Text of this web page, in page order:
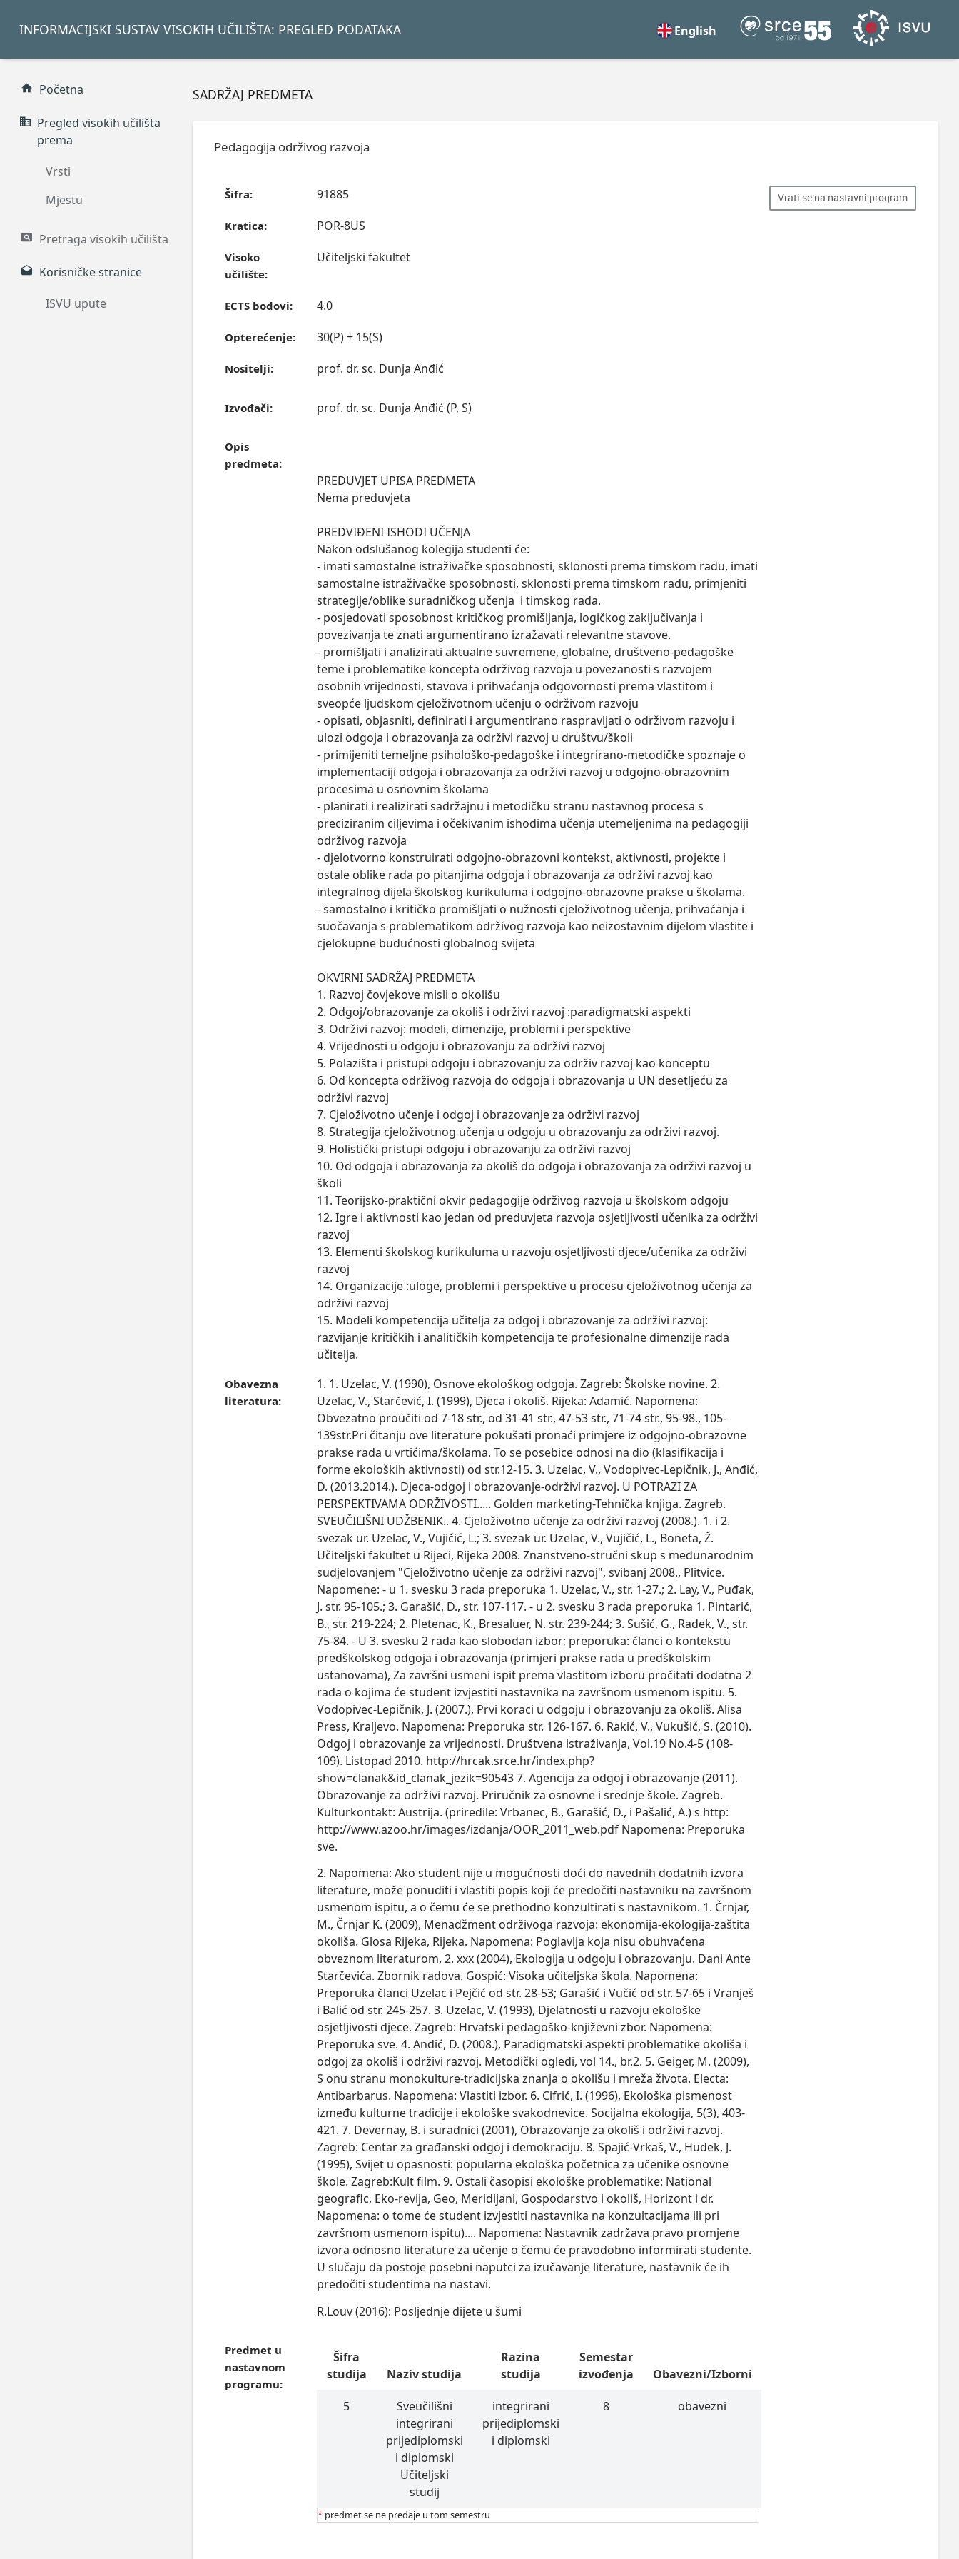
INFORMACIJSKI SUSTAV VISOKIH UČILIŠTA: PREGLED PODATAKA English
Početna
Pregled visokih učilišta
prema
Vrsti
Mjestu
Pretraga visokih učilišta
Korisničke stranice
ISVU upute
SADRŽAJ PREDMETA
Pedagogija održivog razvoja
Vrati se na nastavni program
Šifra: 91885
Kratica: POR-8US
Visoko
učilište:
Učiteljski fakultet
ECTS bodovi: 4.0
Opterećenje: 30(P) + 15(S)
Nositelji: prof. dr. sc. Dunja Anđić
Izvođači: prof. dr. sc. Dunja Anđić (P, S)
Opis
predmeta:
PREDUVJET UPISA PREDMETA
Nema preduvjeta
PREDVIĐENI ISHODI UČENJA
Nakon odslušanog kolegija studenti će:
- imati samostalne istraživačke sposobnosti, sklonosti prema timskom radu, imati
samostalne istraživačke sposobnosti, sklonosti prema timskom radu, primjeniti
strategije/oblike suradničkog učenja  i timskog rada.
- posjedovati sposobnost kritičkog promišljanja, logičkog zaključivanja i
povezivanja te znati argumentirano izražavati relevantne stavove.
- promišljati i analizirati aktualne suvremene, globalne, društveno-pedagoške
teme i problematike koncepta održivog razvoja u povezanosti s razvojem
osobnih vrijednosti, stavova i prihvaćanja odgovornosti prema vlastitom i
sveopće ljudskom cjeloživotnom učenju o održivom razvoju
- opisati, objasniti, definirati i argumentirano raspravljati o održivom razvoju i
ulozi odgoja i obrazovanja za održivi razvoj u društvu/školi
- primijeniti temeljne psihološko-pedagoške i integrirano-metodičke spoznaje o
implementaciji odgoja i obrazovanja za održivi razvoj u odgojno-obrazovnim
procesima u osnovnim školama
- planirati i realizirati sadržajnu i metodičku stranu nastavnog procesa s
preciziranim ciljevima i očekivanim ishodima učenja utemeljenima na pedagogiji
održivog razvoja
- djelotvorno konstruirati odgojno-obrazovni kontekst, aktivnosti, projekte i
ostale oblike rada po pitanjima odgoja i obrazovanja za održivi razvoj kao
integralnog dijela školskog kurikuluma i odgojno-obrazovne prakse u školama.
- samostalno i kritičko promišljati o nužnosti cjeloživotnog učenja, prihvaćanja i
suočavanja s problematikom održivog razvoja kao neizostavnim dijelom vlastite i
cjelokupne budućnosti globalnog svijeta
OKVIRNI SADRŽAJ PREDMETA
1. Razvoj čovjekove misli o okolišu
2. Odgoj/obrazovanje za okoliš i održivi razvoj :paradigmatski aspekti
3. Održivi razvoj: modeli, dimenzije, problemi i perspektive
4. Vrijednosti u odgoju i obrazovanju za održivi razvoj
5. Polazišta i pristupi odgoju i obrazovanju za održiv razvoj kao konceptu
6. Od koncepta održivog razvoja do odgoja i obrazovanja u UN desetljeću za
održivi razvoj
7. Cjeloživotno učenje i odgoj i obrazovanje za održivi razvoj
8. Strategija cjeloživotnog učenja u odgoju u obrazovanju za održivi razvoj.
9. Holistički pristupi odgoju i obrazovanju za održivi razvoj
10. Od odgoja i obrazovanja za okoliš do odgoja i obrazovanja za održivi razvoj u
školi
11. Teorijsko-praktični okvir pedagogije održivog razvoja u školskom odgoju
12. Igre i aktivnosti kao jedan od preduvjeta razvoja osjetljivosti učenika za održivi
razvoj
13. Elementi školskog kurikuluma u razvoju osjetljivosti djece/učenika za održivi
razvoj
14. Organizacije :uloge, problemi i perspektive u procesu cjeloživotnog učenja za
održivi razvoj
15. Modeli kompetencija učitelja za odgoj i obrazovanje za održivi razvoj:
razvijanje kritičkih i analitičkih kompetencija te profesionalne dimenzije rada
učitelja.
Obavezna
literatura:
1. 1. Uzelac, V. (1990), Osnove ekološkog odgoja. Zagreb: Školske novine. 2.
Uzelac, V., Starčević, I. (1999), Djeca i okoliš. Rijeka: Adamić. Napomena:
Obvezatno proučiti od 7-18 str., od 31-41 str., 47-53 str., 71-74 str., 95-98., 105-
139str.Pri čitanju ove literature pokušati pronaći primjere iz odgojno-obrazovne
prakse rada u vrtićima/školama. To se posebice odnosi na dio (klasifikacija i
forme ekoloških aktivnosti) od str.12-15. 3. Uzelac, V., Vodopivec-Lepičnik, J., Anđić,
D. (2013.2014.). Djeca-odgoj i obrazovanje-održivi razvoj. U POTRAZI ZA
PERSPEKTIVAMA ODRŽIVOSTI..... Golden marketing-Tehnička knjiga. Zagreb.
SVEUČILIŠNI UDŽBENIK.. 4. Cjeloživotno učenje za održivi razvoj (2008.). 1. i 2.
svezak ur. Uzelac, V., Vujičić, L.; 3. svezak ur. Uzelac, V., Vujičić, L., Boneta, Ž.
Učiteljski fakultet u Rijeci, Rijeka 2008. Znanstveno-stručni skup s međunarodnim
sudjelovanjem "Cjeloživotno učenje za održivi razvoj", svibanj 2008., Plitvice.
Napomene: - u 1. svesku 3 rada preporuka 1. Uzelac, V., str. 1-27.; 2. Lay, V., Puđak,
J. str. 95-105.; 3. Garašić, D., str. 107-117. - u 2. svesku 3 rada preporuka 1. Pintarić,
B., str. 219-224; 2. Pletenac, K., Bresaluer, N. str. 239-244; 3. Sušić, G., Radek, V., str.
75-84. - U 3. svesku 2 rada kao slobodan izbor; preporuka: članci o kontekstu
predškolskog odgoja i obrazovanja (primjeri prakse rada u predškolskim
ustanovama), Za završni usmeni ispit prema vlastitom izboru pročitati dodatna 2
rada o kojima će student izvjestiti nastavnika na završnom usmenom ispitu. 5.
Vodopivec-Lepičnik, J. (2007.), Prvi koraci u odgoju i obrazovanju za okoliš. Alisa
Press, Kraljevo. Napomena: Preporuka str. 126-167. 6. Rakić, V., Vukušić, S. (2010).
Odgoj i obrazovanje za vrijednosti. Društvena istraživanja, Vol.19 No.4-5 (108-
109). Listopad 2010. http://hrcak.srce.hr/index.php?
show=clanak&id_clanak_jezik=90543 7. Agencija za odgoj i obrazovanje (2011).
Obrazovanje za održivi razvoj. Priručnik za osnovne i srednje škole. Zagreb.
Kulturkontakt: Austrija. (priredile: Vrbanec, B., Garašić, D., i Pašalić, A.) s http:
http://www.azoo.hr/images/izdanja/OOR_2011_web.pdf Napomena: Preporuka
sve.
2. Napomena: Ako student nije u mogućnosti doći do navednih dodatnih izvora
literature, može ponuditi i vlastiti popis koji će predočiti nastavniku na završnom
usmenom ispitu, a o čemu će se prethodno konzultirati s nastavnikom. 1. Črnjar,
M., Črnjar K. (2009), Menadžment održivoga razvoja: ekonomija-ekologija-zaštita
okoliša. Glosa Rijeka, Rijeka. Napomena: Poglavlja koja nisu obuhvaćena
obveznom literaturom. 2. xxx (2004), Ekologija u odgoju i obrazovanju. Dani Ante
Starčevića. Zbornik radova. Gospić: Visoka učiteljska škola. Napomena:
Preporuka članci Uzelac i Pejčić od str. 28-53; Garašić i Vučić od str. 57-65 i Vranješ
i Balić od str. 245-257. 3. Uzelac, V. (1993), Djelatnosti u razvoju ekološke
osjetljivosti djece. Zagreb: Hrvatski pedagoško-književni zbor. Napomena:
Preporuka sve. 4. Anđić, D. (2008.), Paradigmatski aspekti problematike okoliša i
odgoj za okoliš i održivi razvoj. Metodički ogledi, vol 14., br.2. 5. Geiger, M. (2009),
S onu stranu monokulture-tradicijska znanja o okolišu i mreža života. Electa:
Antibarbarus. Napomena: Vlastiti izbor. 6. Cifrić, I. (1996), Ekološka pismenost
između kulturne tradicije i ekološke svakodnevice. Socijalna ekologija, 5(3), 403-
421. 7. Devernay, B. i suradnici (2001), Obrazovanje za okoliš i održivi razvoj.
Zagreb: Centar za građanski odgoj i demokraciju. 8. Spajić-Vrkaš, V., Hudek, J.
(1995), Svijet u opasnosti: popularna ekološka početnica za učenike osnovne
škole. Zagreb:Kult film. 9. Ostali časopisi ekološke problematike: National
geografic, Eko-revija, Geo, Meridijani, Gospodarstvo i okoliš, Horizont i dr.
Napomena: o tome će student izvjestiti nastavnika na konzultacijama ili pri
završnom usmenom ispitu).... Napomena: Nastavnik zadržava pravo promjene
izvora odnosno literature za učenje o čemu će pravodobno informirati studente.
U slučaju da postoje posebni naputci za izučavanje literature, nastavnik će ih
predočiti studentima na nastavi.
R.Louv (2016): Posljednje dijete u šumi
Predmet u
nastavnom
programu:
Šifra
studija
Naziv studija
Razina
studija
Semestar
izvođenja
Obavezni/Izborni
5
Sveučilišni
integrirani
prijediplomski
i diplomski
Učiteljski
studij
integrirani
prijediplomski
i diplomski
8 obavezni
* predmet se ne predaje u tom semestru